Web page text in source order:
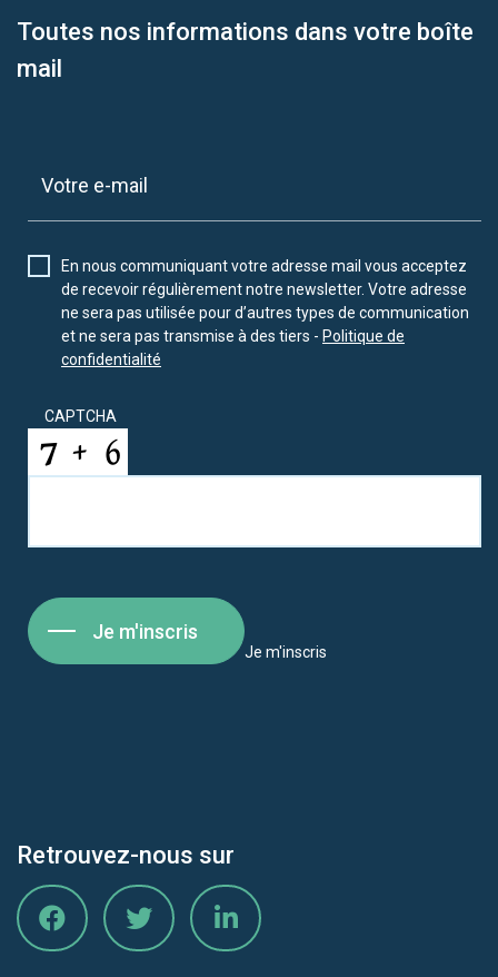
Toutes nos informations dans votre boîte
mail
En nous communiquant votre adresse mail vous acceptez
de recevoir régulièrement notre newsletter. Votre adresse
ne sera pas utilisée pour d’autres types de communication
et ne sera pas transmise à des tiers - Politique de
confidentialité
CAPTCHA
Je m'inscris
Je m'inscris
Retrouvez-nous sur